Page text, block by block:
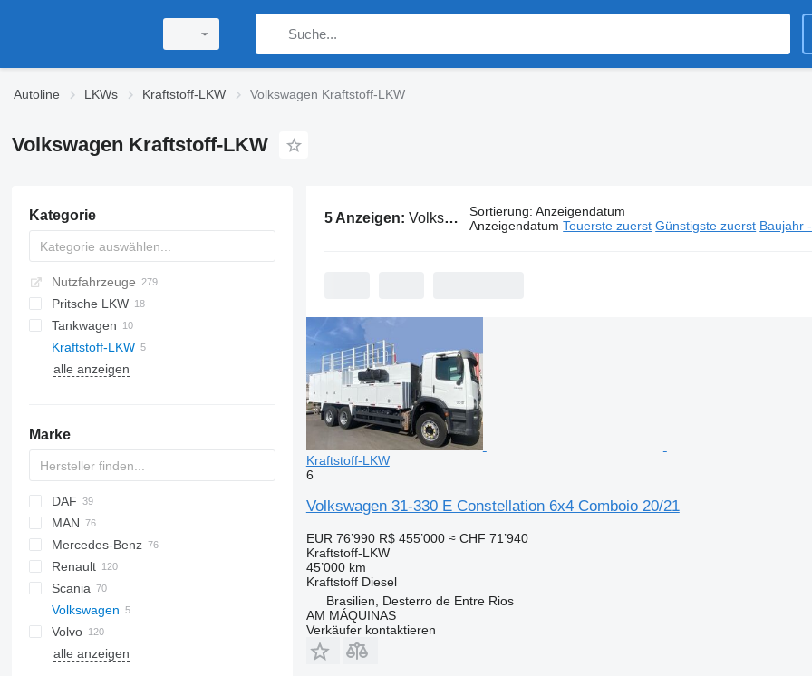
Autoline LKWs Kraftstoff-LKW Volkswagen Kraftstoff-LKW
Volkswagen Kraftstoff-LKW
Kategorie
Nutzfahrzeuge
Pritsche LKW
Tankwagen
Kraftstoff-LKW
alle anzeigen
Marke
HD
A series
DAF
CF
LF
XD
XF
Cargo
Aumark
3309
5312
Daily
EuroCargo
Eurotech
Stralis
T-Way
Trakker
N-Series
MAN
A-series
L2000
TGA
TGM
TGS
TGX
Mercedes-Benz
Actros
Antos
Arocs
Atego
Axor
Atleon
Cabstar
Renault
D-series
G-series
K-series
Kerax
Scania
G-series
P-series
R-series
F3000
L3000
M3000
371
NX
T5G
C5H
LT
148
Volkswagen
Constellation
Volvo
FE
alle anzeigen
5 Anzeigen: Volkswagen Kraftstoff-LKW Sortierung: Anzeigendatum
Anzeigendatum Teuerste zuerst Günstigste zuerst Baujahr
Kraftstoff-LKW
6
Volkswagen 31-330 E Constellation 6x4 Comboio 20/21
EUR 76’990 R$ 455’000 ≈ CHF 71’940
Kraftstoff-LKW
45’000 km
Kraftstoff Diesel
Brasilien, Desterro de Entre Rios
AM MÁQUINAS
Verkäufer kontaktieren